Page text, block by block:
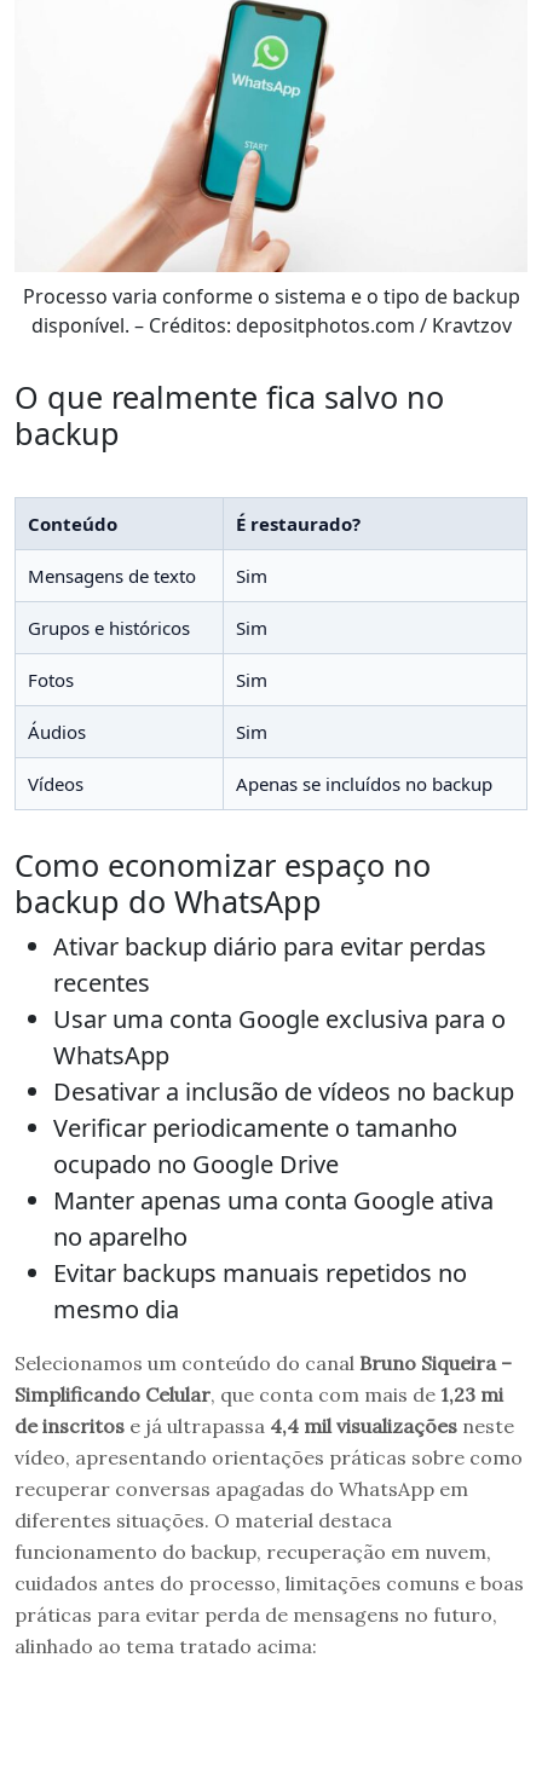
Processo varia conforme o sistema e o tipo de backup
disponível. – Créditos: depositphotos.com / Kravtzov
O que realmente fica salvo no
backup
Conteúdo É restaurado?
Mensagens de texto Sim
Grupos e históricos Sim
Fotos Sim
Áudios Sim
Vídeos Apenas se incluídos no backup
Como economizar espaço no
backup do WhatsApp
Ativar backup diário para evitar perdas
recentes
Usar uma conta Google exclusiva para o
WhatsApp
Desativar a inclusão de vídeos no backup
Verificar periodicamente o tamanho
ocupado no Google Drive
Manter apenas uma conta Google ativa
no aparelho
Evitar backups manuais repetidos no
mesmo dia
Selecionamos um conteúdo do canal Bruno Siqueira –
Simplificando Celular, que conta com mais de 1,23 mi
de inscritos e já ultrapassa 4,4 mil visualizações neste
vídeo, apresentando orientações práticas sobre como
recuperar conversas apagadas do WhatsApp em
diferentes situações. O material destaca
funcionamento do backup, recuperação em nuvem,
cuidados antes do processo, limitações comuns e boas
práticas para evitar perda de mensagens no futuro,
alinhado ao tema tratado acima: